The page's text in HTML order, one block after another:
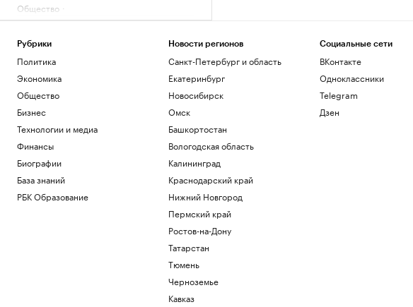
Общество
Число пенсионеров в России
Общество
«Защита от стресса» с доходностью от
40%: куда вложить дивиденды
Подписка на РБК
В Ростове планируют завершить
формирование грузового каркаса в
2029 г.
Ростов-на-Дону
Соглашение о партнерстве ЕАЭС и ОАЭ
вступит в силу 6 октября
Политика
Над тремя районами Ростовской
Рубрики
Политика
Экономика
Общество
Бизнес
Технологии и медиа
Финансы
Биографии
База знаний
РБК Образование
Новости регионов
Санкт-Петербург и область
Екатеринбург
Новосибирск
Омск
Башкортостан
Вологодская область
Калининград
Краснодарский край
Нижний Новгород
Пермский край
Ростов-на-Дону
Татарстан
Тюмень
Черноземье
Кавказ
Социальные сети
ВКонтакте
Одноклассники
Telegram
Дзен